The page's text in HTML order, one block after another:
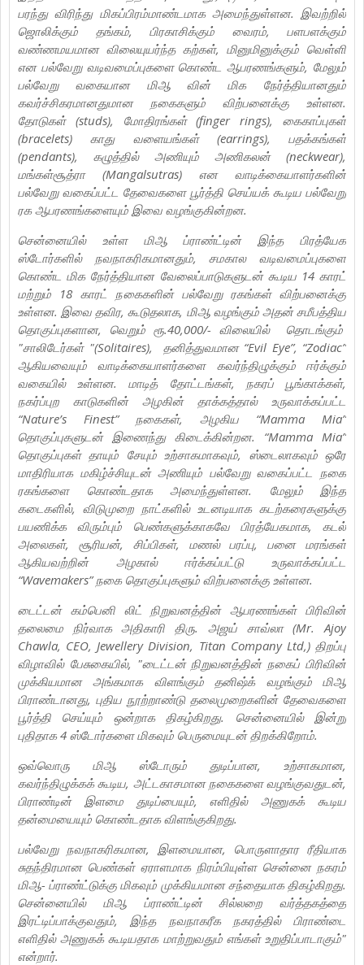
பரந்து விரிந்து மிகப்பிரம்மாண்டமாக அமைந்துள்ளன. இவற்றில்
ஜொலிக்கும் தங்கம், பிரகாசிக்கும் வைரம், பளபளக்கும்
வண்ணமயமான விலையுயர்ந்த கற்கள், மினுமினுக்கும் வெள்ளி
என பல்வேறு வடிவமைப்புகளை கொண்ட ஆபரணங்களும், மேலும்
பல்வேறு வகையான மிஆ வின் மிக நேர்த்தியானதும்
கவர்ச்சிகரமானதுமான நகைகளும் விற்பனைக்கு உள்ளன.
தோடுகள் (studs), மோதிரங்கள் (finger rings), கைகாப்புகள்
(bracelets) காது வளையங்கள் (earrings), பதக்கங்கள்
(pendants), கழுத்தில் அணியும் அணிகலன் (neckwear),
மங்கள்சூத்ரா (Mangalsutras) என வாடிக்கையாளர்களின்
பல்வேறு வகைப்பட்ட தேவைகளை பூர்த்தி செய்யக் கூடிய பல்வேறு
ரக ஆபரணங்களையும் இவை வழங்குகின்றன.
சென்னையில் உள்ள மிஆ ப்ராண்ட்டின் இந்த பிரத்யேக
ஸ்டோர்களில் நவநாகரிகமானதும், சமகால வடிவமைப்புகளை
கொண்ட மிக நேர்த்தியான வேலைப்பாடுகளுடன் கூடிய 14 காரட்
மற்றும் 18 காரட் நகைகளின் பல்வேறு ரகங்கள் விற்பனைக்கு
உள்ளன. இவை தவிர, கூடுதலாக, மிஆ வழங்கும் அதன் சமீபத்திய
தொகுப்புகளான, வெறும் ரூ.40,000/- விலையில் தொடங்கும்
"சாலிடேர்கள் "(Solitaires), தனித்துவமான “Evil Eye”, “Zodiac”
ஆகியவையும் வாடிக்கையாளர்களை கவர்ந்திழுக்கும் ஈர்க்கும்
வகையில் உள்ளன. மாடித் தோட்டங்கள், நகரப் பூங்காக்கள்,
நகர்ப்புற காடுகளின் அழகின் தாக்கத்தால் உருவாக்கப்பட்ட
“Nature’s Finest” நகைகள், அழகிய “Mamma Mia”
தொகுப்புகளுடன் இணைந்து கிடைக்கின்றன. “Mamma Mia”
தொகுப்புகள் தாயும் சேயும் உற்சாகமாகவும், ஸ்டைலாகவும் ஒரே
மாதிரியாக மகிழ்ச்சியுடன் அணியும் பல்வேறு வகைப்பட்ட நகை
ரகங்களை கொண்டதாக அமைந்துள்ளன. மேலும் இந்த
கடைகளில், விடுமுறை நாட்களில் உடனடியாக கடற்கரைகளுக்கு
பயணிக்க விரும்பும் பெண்களுக்காகவே பிரத்யேகமாக, கடல்
அலைகள், சூரியன், சிப்பிகள், மணல் பரப்பு, பனை மரங்கள்
ஆகியவற்றின் அழகால் ஈர்க்கப்பட்டு உருவாக்கப்பட்ட
“Wavemakers” நகை தொகுப்புகளும் விற்பனைக்கு உள்ளன.
டைட்டன் கம்பெனி லிட் நிறுவனத்தின் ஆபரணங்கள் பிரிவின்
தலைமை நிர்வாக அதிகாரி திரு. அஜய் சாவ்லா (Mr. Ajoy
Chawla, CEO, Jewellery Division, Titan Company Ltd,) திறப்பு
விழாவில் பேசுகையில், "டைட்டன் நிறுவனத்தின் நகைப் பிரிவின்
முக்கியமான அங்கமாக விளங்கும் தனிஷ்க் வழங்கும் மிஆ
பிராண்டானது, புதிய நூற்றாண்டு தலைமுறைகளின் தேவைகளை
பூர்த்தி செய்யும் ஒன்றாக திகழ்கிறது. சென்னையில் இன்று
புதிதாக 4 ஸ்டோர்களை மிகவும் பெருமையுடன் திறக்கிறோம்.
ஒவ்வொரு மிஆ ஸ்டோரும் துடிப்பான, உற்சாகமான,
கவர்ந்திழுக்கக் கூடிய, அட்டகாசமான நகைகளை வழங்குவதுடன்,
பிராண்டின் இளமை துடிப்பையும், எளிதில் அணுகக் கூடிய
தன்மையையும் கொண்டதாக விளங்குகிறது.
பல்வேறு நவநாகரிகமான, இளமையான, பொருளாதார ரீதியாக
சுதந்திரமான பெண்கள் ஏராளமாக நிரம்பியுள்ள சென்னை நகரம்
மிஆ- ப்ராண்ட்டுக்கு மிகவும் முக்கியமான சந்தையாக திகழ்கிறது.
சென்னையில் மிஆ ப்ராண்ட்டின் சில்லறை வர்த்தகத்தை
இரட்டிப்பாக்குவதும், இந்த நவநாகரீக நகரத்தில் பிராண்டை
எளிதில் அணுகக் கூடியதாக மாற்றுவதும் எங்கள் உறுதிப்பாடாகும்"
என்றார்.